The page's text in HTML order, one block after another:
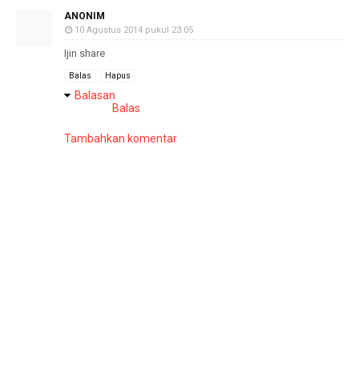
ANONIM
10 Agustus 2014 pukul 23.05
Ijin share
Balas Hapus
Balasan
Balas
Tambahkan komentar